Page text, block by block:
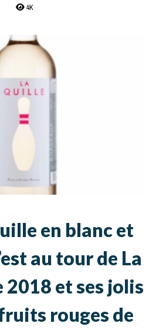
4K
en blanc et
au tour de La
2018 et ses jolis
rouges de